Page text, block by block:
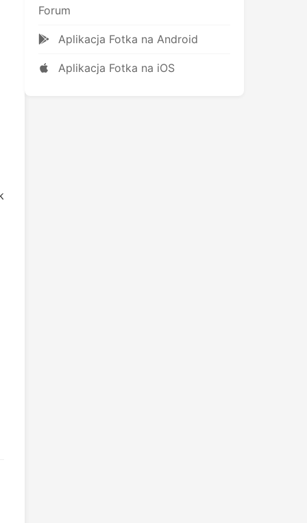
Forum
Aplikacja Fotka na Android
Aplikacja Fotka na iOS